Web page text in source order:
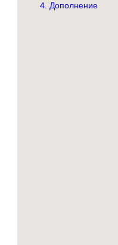
4. Дополнение